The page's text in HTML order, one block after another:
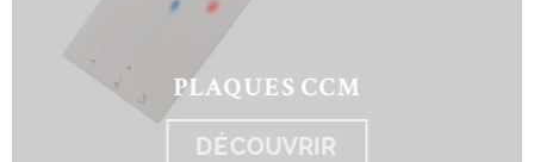
PLAQUES CCM
DÉCOUVRIR